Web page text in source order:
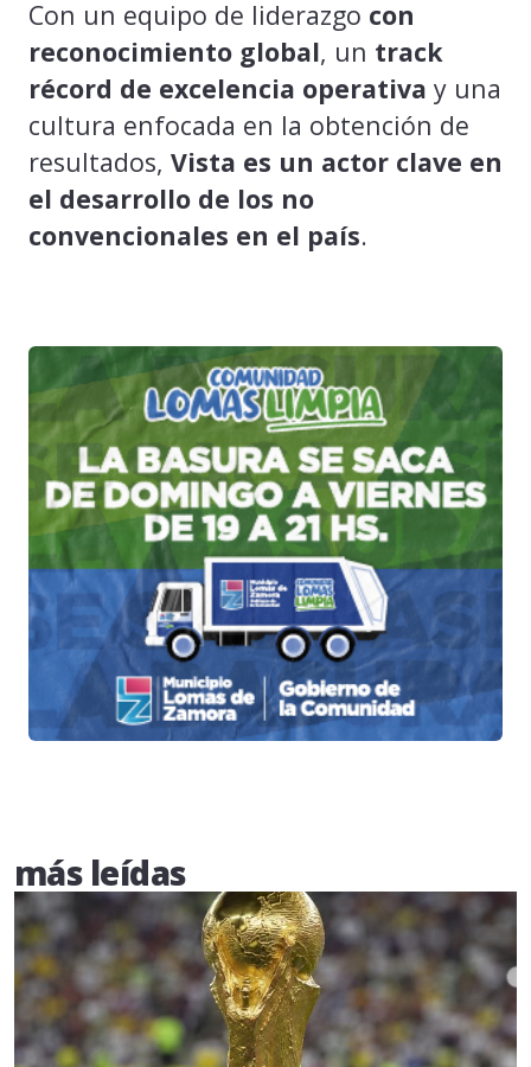
Con un equipo de liderazgo con
reconocimiento global, un track
récord de excelencia operativa y una
cultura enfocada en la obtención de
resultados, Vista es un actor clave en
el desarrollo de los no
convencionales en el país.
más leídas